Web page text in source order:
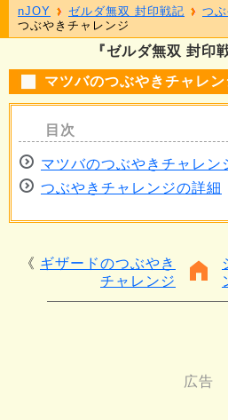
『ゼルダ無双 封印
マツバのつぶやきチャレン
マツバのつぶやきチャレン
つぶやきチャレンジの詳細
ギザードのつぶやき
チャレンジ
nJOY ゼルダ無双 封印戦記 つ
つぶやきチャレンジ